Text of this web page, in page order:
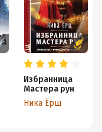
Избранница
Мастера рун
Ника Ёрш